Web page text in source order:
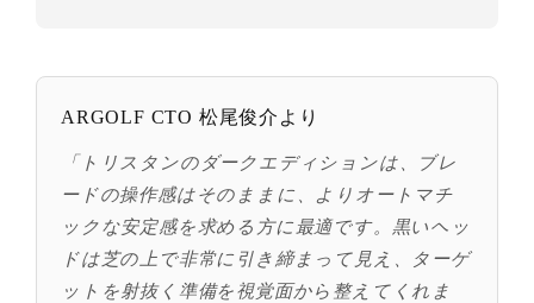
ARGOLF CTO 松尾俊介より
「トリスタンのダークエディションは、ブレ
ードの操作感はそのままに、よりオートマチ
ックな安定感を求める方に最適です。黒いヘッ
ドは芝の上で非常に引き締まって見え、ターゲ
ットを射抜く準備を視覚面から整えてくれま